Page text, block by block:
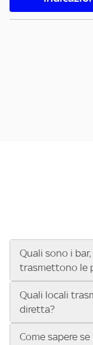
Quali sono i
trasmettono le
Se cerchi un bar,
vedere le partite di
UEFA Champions
Conference
Quali locali
diretta?
Vuoi sapere quali
Come sapere